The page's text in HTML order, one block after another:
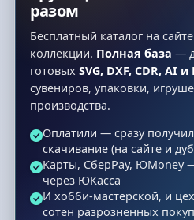
разом
Бесплатный каталог на
коллекции. Полная база —
готовых SVG, DXF, CDR, AI и
сувениров, упаковки,
производства.
Оплатили — сразу
скачивание (на сайте и
Карты, СберPay, ЮMoney
через ЮКасса
И хобби-мастерской, и
сотен разрозненных